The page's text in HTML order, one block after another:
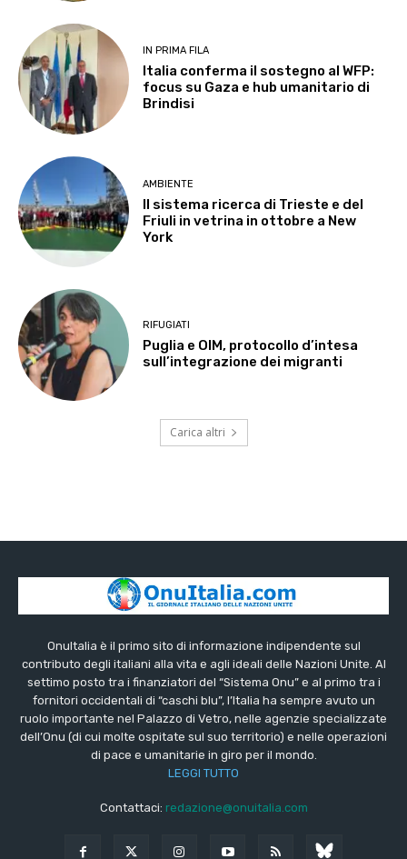
IN PRIMA FILA
Italia conferma il sostegno al WFP:
focus su Gaza e hub umanitario di
Brindisi
AMBIENTE
Il sistema ricerca di Trieste e del
Friuli in vetrina in ottobre a New
York
RIFUGIATI
Puglia e OIM, protocollo d’intesa
sull’integrazione dei migranti
Carica altri
OnuItalia è il primo sito di informazione indipendente sul
contributo degli italiani alla vita e agli ideali delle Nazioni Unite. Al
settimo posto tra i finanziatori del “Sistema Onu” e al primo tra i
fornitori occidentali di “caschi blu”, l’Italia ha sempre avuto un
ruolo importante nel Palazzo di Vetro, nelle agenzie specializzate
dell’Onu (di cui molte ospitate sul suo territorio) e nelle operazioni
di pace e umanitarie in giro per il mondo.
LEGGI TUTTO
Contattaci: redazione@onuitalia.com